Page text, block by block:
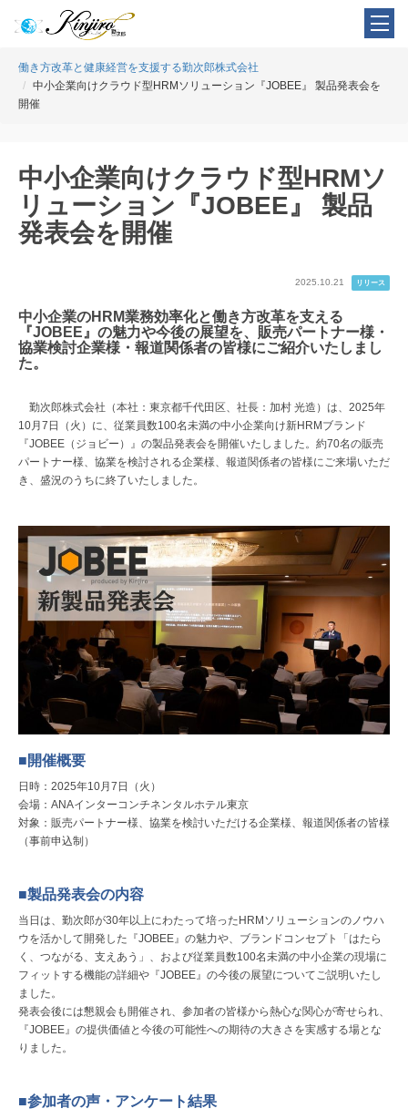
働き方改革と健康経営を支援する勤次郎株式会社
中小企業向けクラウド型HRMソリューション『JOBEE』 製品発表会を
開催
中小企業向けクラウド型HRMソ
リューション『JOBEE』 製品
発表会を開催
2025.10.21 リリース
中小企業のHRM業務効率化と働き方改革を支える
『JOBEE』の魅力や今後の展望を、販売パートナー様・
協業検討企業様・報道関係者の皆様にご紹介いたしまし
た。
勤次郎株式会社（本社：東京都千代田区、社長：加村 光造）は、2025年
10月7日（火）に、従業員数100名未満の中小企業向け新HRMブランド
『JOBEE（ジョビー）』の製品発表会を開催いたしました。約70名の販売
パートナー様、協業を検討される企業様、報道関係者の皆様にご来場いただ
き、盛況のうちに終了いたしました。
■開催概要
日時：2025年10月7日（火）
会場：ANAインターコンチネンタルホテル東京
対象：販売パートナー様、協業を検討いただける企業様、報道関係者の皆様
（事前申込制）
■製品発表会の内容
当日は、勤次郎が30年以上にわたって培ったHRMソリューションのノウハ
ウを活かして開発した『JOBEE』の魅力や、ブランドコンセプト「はたら
く、つながる、支えあう」、および従業員数100名未満の中小企業の現場に
フィットする機能の詳細や『JOBEE』の今後の展望についてご説明いたし
ました。
発表会後には懇親会も開催され、参加者の皆様から熱心な関心が寄せられ、
『JOBEE』の提供価値と今後の可能性への期待の大きさを実感する場とな
りました。
■参加者の声・アンケート結果